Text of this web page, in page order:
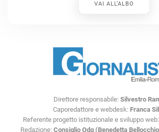
VAI ALL’ALBO
Direttore responsabile: Silvestro
Caporedattore e webdesk: Franca
Referente progetto istituzionale e sviluppo web:
Redazione: Consiglio Odg (Benedetta